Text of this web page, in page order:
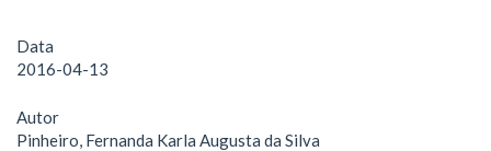
Data
2016-04-13
Autor
Pinheiro, Fernanda Karla Augusta da Silva